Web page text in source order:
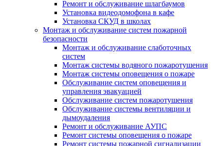
Ремонт и обслуживание шлагбаумов
Установка видеодомофона в кафе
Установка СКУД в школах
Монтаж и обслуживание систем пожарной
безопасности
Монтаж и обслуживание слаботочных
систем
Монтаж системы водяного пожаротушения
Монтаж системы оповещения о пожаре
Обслуживание систем оповещения и
управления эвакуацией
Обслуживание систем пожаротушения
Обслуживание системы вентиляции и
дымоудаления
Ремонт и обслуживание АУПС
Ремонт системы оповещения о пожаре
Ремонт системы пожарной сигнализации